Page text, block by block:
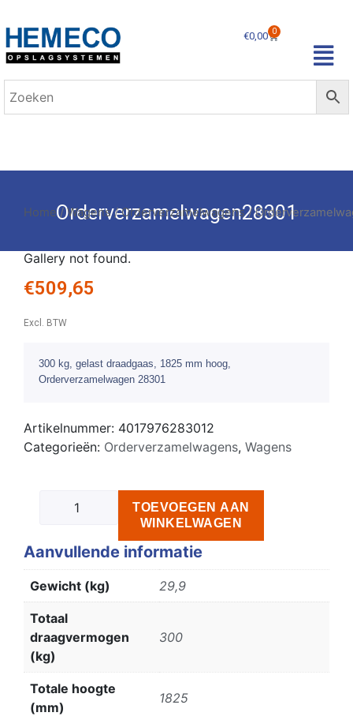
€0,00 0
Orderverzamelwagen28301
Home/Wagens/Orderverzamelwagens/
Gallery not found.
€509,65
Excl. BTW
300 kg, gelast draadgaas, 1825 mm hoog,
Orderverzamelwagen 28301
Artikelnummer: 4017976283012
Categorieën: Orderverzamelwagens, Wagens
TOEVOEGEN AAN
WINKELWAGEN
Aanvullende informatie
Gewicht (kg) 29,9
Totaal
draagvermogen
(kg)
300
Totale hoogte
(mm)
1825